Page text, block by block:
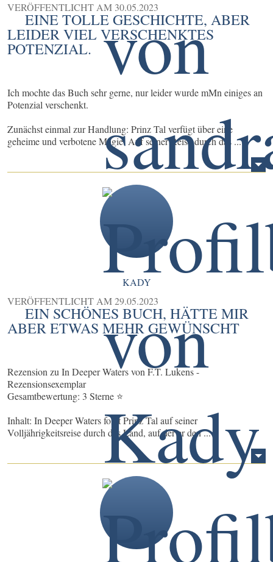
VERÖFFENTLICHT AM 30.05.2023
EINE TOLLE GESCHICHTE, ABER
LEIDER VIEL VERSCHENKTES
POTENZIAL.
Ich mochte das Buch sehr gerne, nur leider wurde mMn einiges an
Potenzial verschenkt.
Zunächst einmal zur Handlung: Prinz Tal verfügt über eine
geheime und verbotene Magie. Auf seiner Reise durch das ...
KADY
VERÖFFENTLICHT AM29.05.2023
EIN SCHÖNES BUCH, HÄTTE MIR
ABER ETWAS MEHR GEWÜNSCHT
Rezension zu In Deeper Waters von F.T. Lukens -
Rezensionsexemplar
Gesamtbewertung: 3 Sterne ⭐
Inhalt: In Deeper Waters folgt Prinz Tal auf seiner
Volljährigkeitsreise durch das Land, auf der er den ...